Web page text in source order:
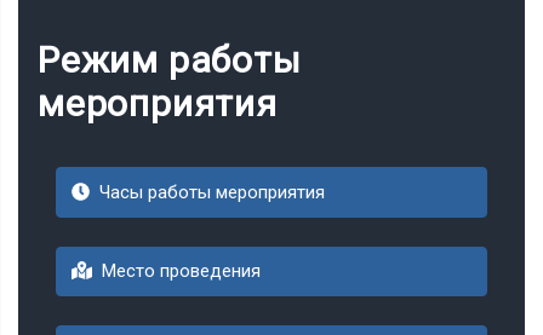
Режим работы
мероприятия
Часы работы мероприятия
Место проведения